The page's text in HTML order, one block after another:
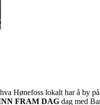
Hønefoss lokalt har å by
FRAM DAG dag med